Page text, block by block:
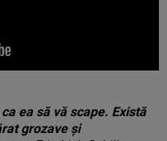
ea să vă scape. Există
grozave și